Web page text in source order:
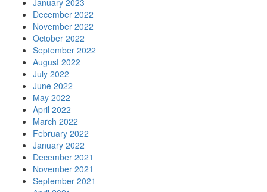
January 2023
December 2022
November 2022
October 2022
September 2022
August 2022
July 2022
June 2022
May 2022
April 2022
March 2022
February 2022
January 2022
December 2021
November 2021
September 2021